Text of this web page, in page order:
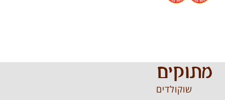
מתוקים
שוקולדים